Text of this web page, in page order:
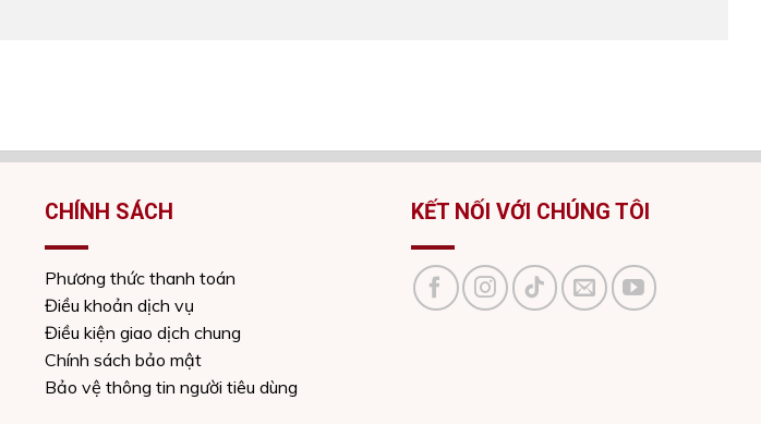
CHÍNH SÁCH
Phương thức thanh toán
Điều khoản dịch vụ
Điều kiện giao dịch chung
Chính sách bảo mật
Bảo vệ thông tin người tiêu dùng
KẾT NỐI VỚI CHÚNG TÔI